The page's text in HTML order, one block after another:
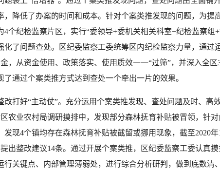
，降低了办案的时间和成本。针对个案类推发现的问题，为
4个纪检监察片区，实行“委领导+委机关相关科室+纪检监察
化了问题查处。区纪委监察工委统筹区内纪检监察力量，通
，从资金使用、政策落实、使用质效一一“过筛”，并深入全
了通过个案类推方式达到查处一个牵出一片的效果。
好“主动仗”。充分运用个案类推发现、查处问题及时、高
农业农村局调研摸排中，发现部分森林抚育补贴被冒领，针
发现4个镇均存在森林抚育补贴被截留或挪用现象，截至2020
出整改建议14条。通过开展个案类推，区纪委监察工委认真
行关键点、内部管理薄弱处，进行综合分析研判，做到底数